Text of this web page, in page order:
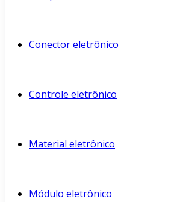
Conector eletrônico
Controle eletrônico
Material eletrônico
Módulo eletrônico